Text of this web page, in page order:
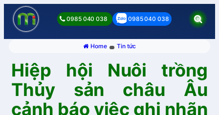
0985 040 038 0985 040 038
Home Tin tức
Hiệp hội Nuôi trồng
Thủy sản châu Âu
cảnh báo việc ghi nhãn